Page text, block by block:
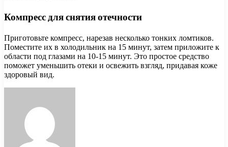
Компресс для снятия отечности
Приготовьте компресс, нарезав несколько тонких ломтиков.
Поместите их в холодильник на 15 минут, затем приложите к
области под глазами на 10-15 минут. Это простое средство
поможет уменьшить отеки и освежить взгляд, придавая коже
здоровый вид.